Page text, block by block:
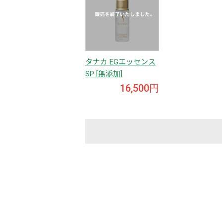
タナカ EGエッセンス
SP [無添加]
16,500円